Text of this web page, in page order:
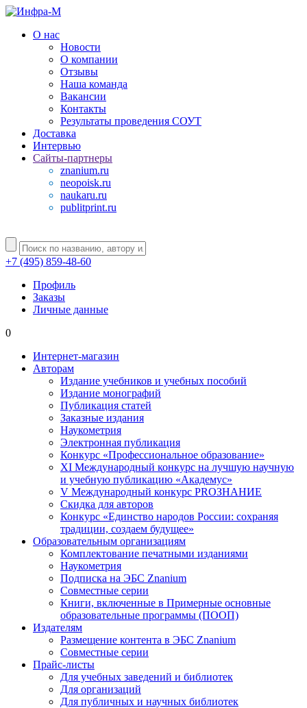
О нас
Новости
О компании
Отзывы
Наша команда
Вакансии
Контакты
Результаты проведения СОУТ
Доставка
Интервью
Сайты-партнеры
znanium.ru
neopoisk.ru
naukaru.ru
publitprint.ru
+7 (495) 859-48-60
Профиль
Заказы
Личные данные
0
Интернет-магазин
Авторам
Издание учебников и учебных пособий
Издание монографий
Публикация статей
Заказные издания
Наукометрия
Электронная публикация
Конкурс «Профессиональное образование»
XI Международный конкурс на лучшую научную
и учебную публикацию «Академус»
V Международный конкурс PROЗНАНИЕ
Скидка для авторов
Конкурс «Единство народов России: сохраняя
традиции, создаем будущее»
Образовательным организациям
Комплектование печатными изданиями
Наукометрия
Подписка на ЭБС Znanium
Совместные серии
Книги, включенные в Примерные основные
образовательные программы (ПООП)
Издателям
Размещение контента в ЭБС Znanium
Совместные серии
Прайс-листы
Для учебных заведений и библиотек
Для организаций
Для публичных и научных библиотек